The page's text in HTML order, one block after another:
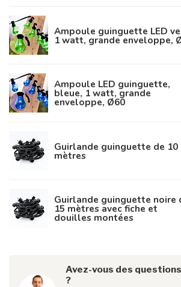
Ampoule guinguette LED
1 watt, grande enveloppe,
Ampoule LED guinguette,
bleue, 1 watt, grande
enveloppe, Ø60
Guirlande guinguette de 10
mètres
Guirlande guinguette noire
15 mètres avec fiche et
douilles montées
Avez-vous des
?